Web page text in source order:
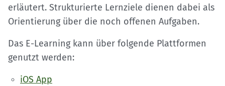
erläutert. Strukturierte Lernziele dienen dabei als
Orientierung über die noch offenen Aufgaben.
Das E-Learning kann über folgende Plattformen
genutzt werden:
iOS App